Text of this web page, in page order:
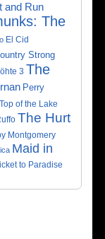
and Run
The
El Cid
Strong
3 The
Perry
Top of the Lake
The Hurt
Montgomery
Maid in
to Paradise